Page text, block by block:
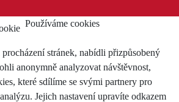
Používáme cookies
stránek, nabídli přizpůsobený
anonymně analyzovat návštěvnost,
které sdílíme se svými partnery pro
Jejich nastavení upravíte odkazem